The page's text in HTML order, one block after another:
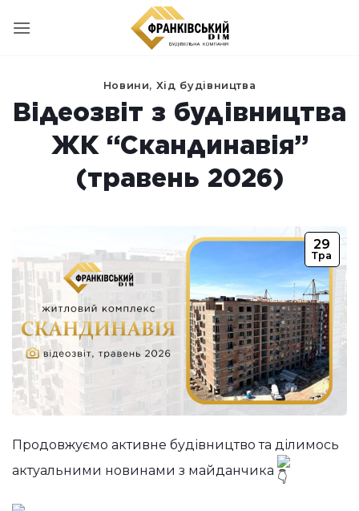
Новини, Хід будівництва
Відеозвіт з будівництва
ЖК “Скандинавія”
(травень 2026)
29
Тра
Продовжуємо активне будівництво та ділимось
актуальними новинами з майданчика